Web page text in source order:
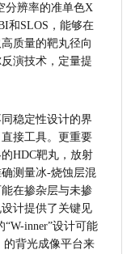
分辨率的准单色X
和SLOS，能够在
质量的靶丸径向
演技术，定量提
稳定性设计的界
接工具。更重要
HDC靶丸，放射
测量冰-烧蚀层混
在掺杂层与未掺
计提供了关键见
inner”设计可能
的背光成像平台来